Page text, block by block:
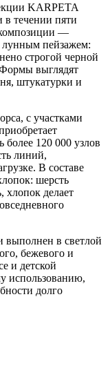
KARPETA
в течении пяти
—
лунным пейзажем:
строгой черной
выглядят
штукатурки и
с участками
более 120 000 узлов
линий,
В составе
шерсть
хлопок делает
в светлой
бежевого и
и детской
использованию,
долго